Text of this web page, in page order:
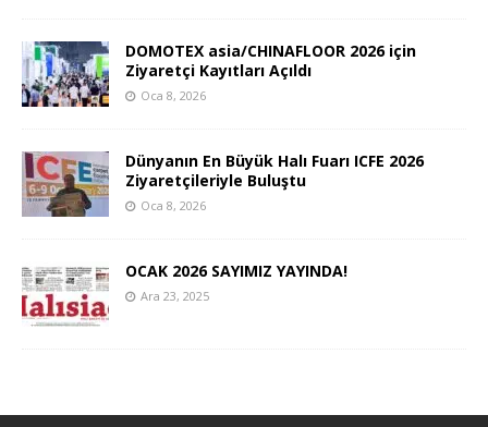
DOMOTEX asia/CHINAFLOOR 2026 için
Ziyaretçi Kayıtları Açıldı
Oca 8, 2026
Dünyanın En Büyük Halı Fuarı ICFE 2026
Ziyaretçileriyle Buluştu
Oca 8, 2026
OCAK 2026 SAYIMIZ YAYINDA!
Ara 23, 2025